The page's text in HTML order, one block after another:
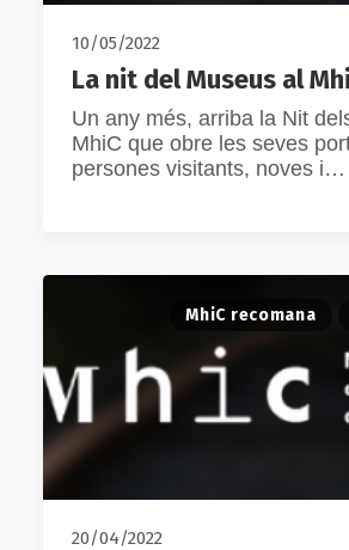
10/05/2022
La nit del Museus al
Un any més, arriba la Nit
MhiC que obre les seves
persones visitants, noves i…
MhiC recomana
20/04/2022